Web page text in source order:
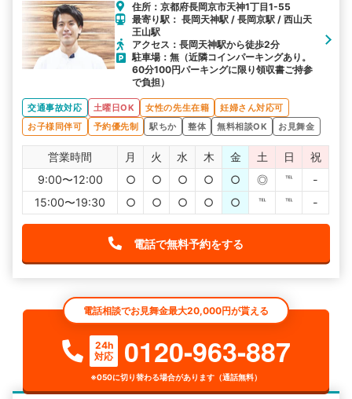
住所：京都府長岡京市天神1丁目1-55
最寄り駅： 長岡天神駅 / 長岡京駅 / 西山天
王山駅
アクセス：長岡天神駅から徒歩2分
駐車場：無（近隣コインパーキングあり。
60分100円パーキングに限り領収書ご持参
で負担）
交通事故対応 土曜日OK 女性の先生在籍
妊婦さん対応可
お子様同伴可
予約優先制 駅ちか 整体 無料相談OK お見舞金
営業時間 月 火 水 木 金 土 日
祝
9:00〜12:00
○ ○ ○ ○ ○ ◎ ℡
-
15:00〜19:30
○ ○ ○ ○ ○ ℡ ℡ -
電話で無料予約をする
電話相談でお見舞金最大20,000円が貰える
24h
対応
0120-963-887
※050に切り替わる場合があります（通話無料）